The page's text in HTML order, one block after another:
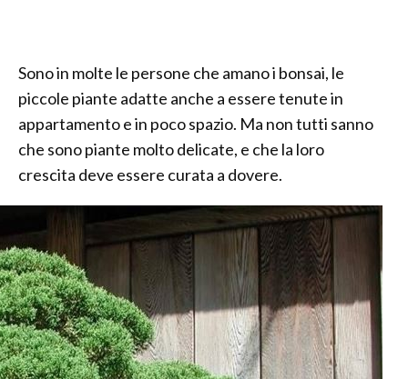
Sono in molte le persone che amano i bonsai, le
piccole piante adatte anche a essere tenute in
appartamento e in poco spazio. Ma non tutti sanno
che sono piante molto delicate, e che la loro
crescita deve essere curata a dovere.